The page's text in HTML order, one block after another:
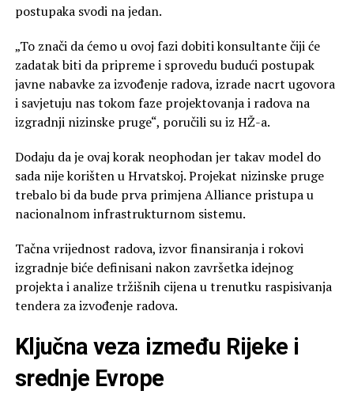
postupaka svodi na jedan.
„To znači da ćemo u ovoj fazi dobiti konsultante čiji će
zadatak biti da pripreme i sprovedu budući postupak
javne nabavke za izvođenje radova, izrade nacrt ugovora
i savjetuju nas tokom faze projektovanja i radova na
izgradnji nizinske pruge“, poručili su iz HŽ-a.
Dodaju da je ovaj korak neophodan jer takav model do
sada nije korišten u Hrvatskoj. Projekat nizinske pruge
trebalo bi da bude prva primjena Alliance pristupa u
nacionalnom infrastrukturnom sistemu.
Tačna vrijednost radova, izvor finansiranja i rokovi
izgradnje biće definisani nakon završetka idejnog
projekta i analize tržišnih cijena u trenutku raspisivanja
tendera za izvođenje radova.
Ključna veza između Rijeke i
srednje Evrope